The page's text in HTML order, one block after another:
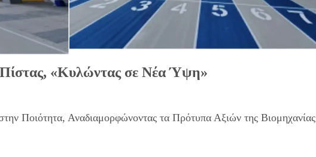
«Κυλώντας σε Νέα Ύψη»
Ποιότητα, Αναδιαμορφώνοντας τα Πρότυπα Αξιών της Βιομηχανίας